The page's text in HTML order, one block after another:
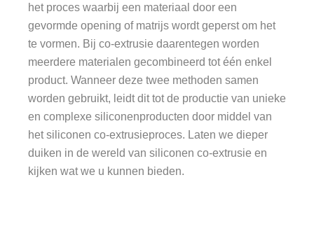
het proces waarbij een materiaal door een
gevormde opening of matrijs wordt geperst om het
te vormen. Bij co-extrusie daarentegen worden
meerdere materialen gecombineerd tot één enkel
product. Wanneer deze twee methoden samen
worden gebruikt, leidt dit tot de productie van unieke
en complexe siliconenproducten door middel van
het siliconen co-extrusieproces. Laten we dieper
duiken in de wereld van siliconen co-extrusie en
kijken wat we u kunnen bieden.